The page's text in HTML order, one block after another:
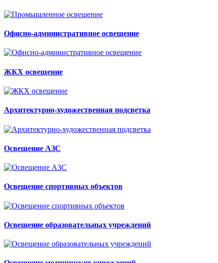
Офисно-административное освещение
ЖКХ освещение
Архитектурно-художественная подсветка
Освещение АЗС
Освещение спортивных объектов
Освещение образовательных учреждений